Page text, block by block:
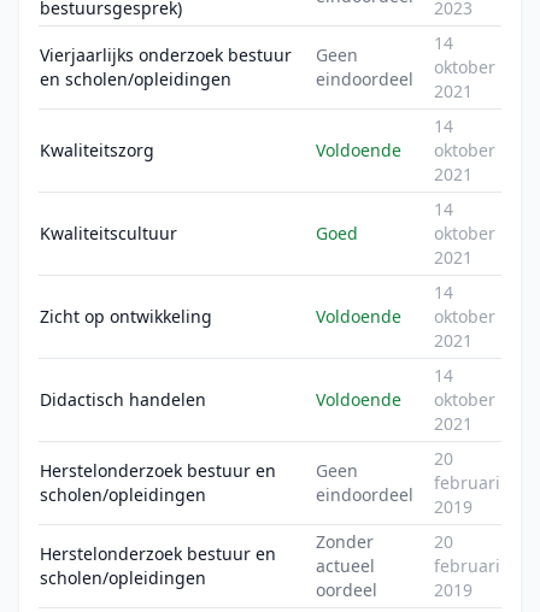
bestuursgesprek) 2023
Vierjaarlijks onderzoek bestuur
en scholen/opleidingen
Geen
eindoordeel
14
oktober
2021
Kwaliteitszorg Voldoende
14
oktober
2021
Kwaliteitscultuur Goed
14
oktober
2021
Zicht op ontwikkeling Voldoende
14
oktober
2021
Didactisch handelen Voldoende
14
oktober
2021
Herstelonderzoek bestuur en
scholen/opleidingen
Geen
eindoordeel
20
februari
2019
Herstelonderzoek bestuur en
scholen/opleidingen
Zonder
actueel
oordeel
20
februari
2019